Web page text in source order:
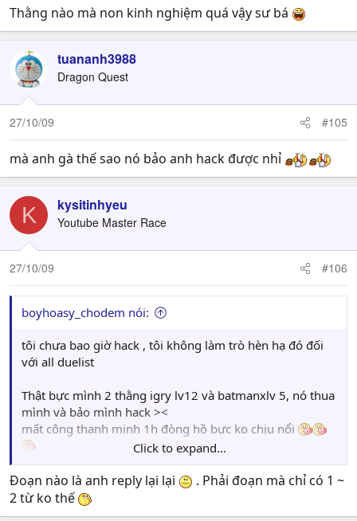
Thằng nào mà non kinh nghiệm quá vậy sư bá
tuananh3988
Dragon Quest
27/10/09 #105
mà anh gà thế sao nó bảo anh hack được nhỉ
K kysitinhyeu
Youtube Master Race
27/10/09 #106
boyhoasy_chodem nói:
tôi chưa bao giờ hack , tôi không làm trò hèn hạ đó đối
với all duelist
Thật bực mình 2 thằng igry lv12 và batmanxlv 5, nó thua
mình và bảo mình hack ><
mất công thanh minh 1h đòng hồ bực ko chịu nổi
anh em mà có duel với nó nhớ cho nó biết boyhoasy ko
phải ng` như thế nha
????
[15:42:32] >> yes$
Click to expand...
Đoạn nào là anh reply lại lại
. Phải đoạn mà chỉ có 1 ~
2 từ ko thế